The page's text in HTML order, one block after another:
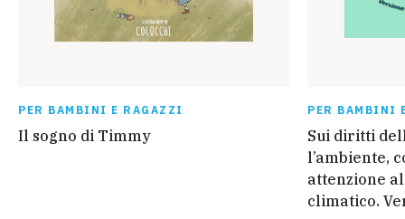
PER BAMBINI E RAGAZZI
Il sogno di Timmy
PER BAMBINI
Sui diritti
l’ambiente,
attenzione
climatico.